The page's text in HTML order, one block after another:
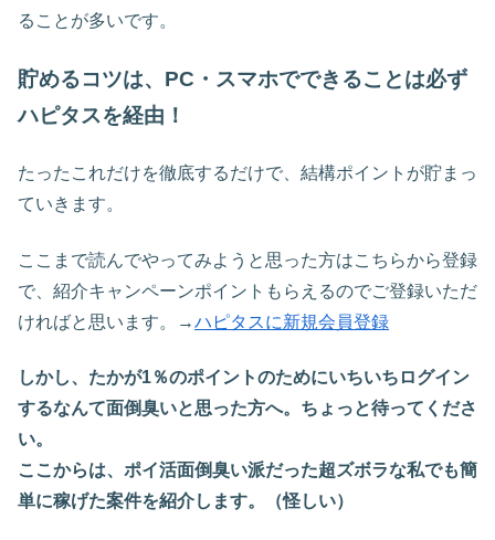
ることが多いです。
貯めるコツは、 PC ・スマホでできることは必ず
ハピタスを経由！
たったこれだけを徹底するだけで、結構ポイントが貯まっ
ていきます。
ここまで読んでやってみようと思った方はこちらから登録
で、紹介キャンペーンポイントもらえるのでご登録いただ
ければと思います。→ハピタスに新規会員登録
しかし、 たかが1％のポイントのためにいちいちログイン
するなんて面倒臭いと思った方へ。ちょっと待ってくださ
い。
ここからは、ポイ活面倒臭い派だった超ズボラな私でも簡
単に稼げた案件を紹介します。（怪しい）